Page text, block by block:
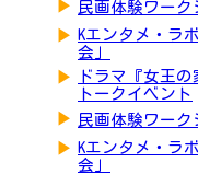
▶ 民画体験ワー
▶ Kエンタメ・ラ
会」
▶
ドラマ『女王
トークイベント
▶ 民画体験ワー
▶ Kエンタメ・ラ
会」